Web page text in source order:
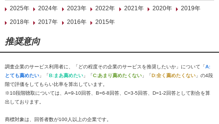
2025年
2024年 2023年 2022年 2021年 2020年
2019年
2018年
2017年 2016年 2015年
推奨意向
調査企業のサービス利用者に、「どの程度その企業のサービスを推奨したいか」について「A:
とても薦めたい 」「B:まあ薦めたい 」「C:あまり薦めたくない 」「D:全く薦めたくない 」の4段
階で評価をしてもらい比率を算出しています。
※10段階聴取については、A=9-10回答、B=6-8回答、C=3-5回答、D=1-2回答として割合を算
出しております。
商標対象は、回答者数が100人以上の企業です。